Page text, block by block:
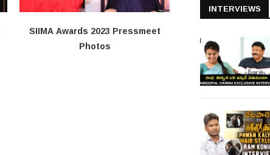
SIIMA Awards 2023 Pressmeet
Photos
INTERVIEWS